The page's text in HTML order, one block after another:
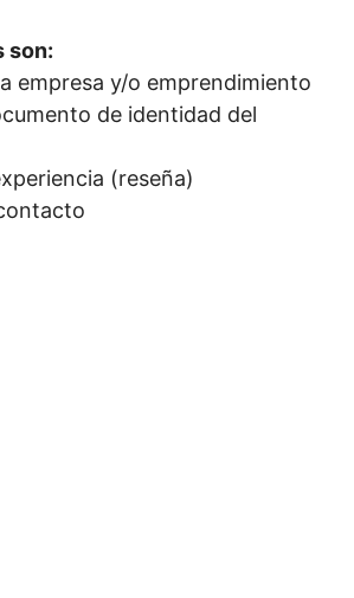
son:
empresa y/o emprendimiento
de identidad del
(reseña)